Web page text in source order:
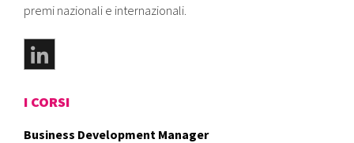
premi nazionali e internazionali.
I CORSI
Business Development Manager